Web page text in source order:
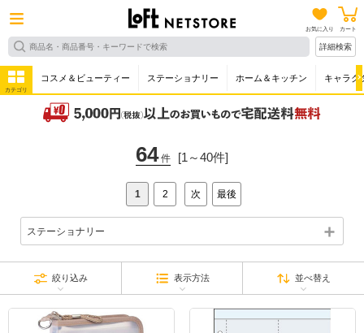
お気に入り カート
詳細検索
カテゴリ
コスメ＆ビューティー ステーショナリー ホーム＆キッチン キャラク
64件 [1～40件]
1 2 次 最後
ステーショナリー
絞り込み 表示方法 並べ替え